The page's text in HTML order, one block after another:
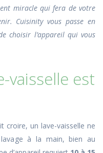
miracle qui fera de votre
Cuisinity vous passe en
choisir l’appareil qui vous
vaisselle est
croire, un lave-vaisselle ne
lavage à la main, bien au